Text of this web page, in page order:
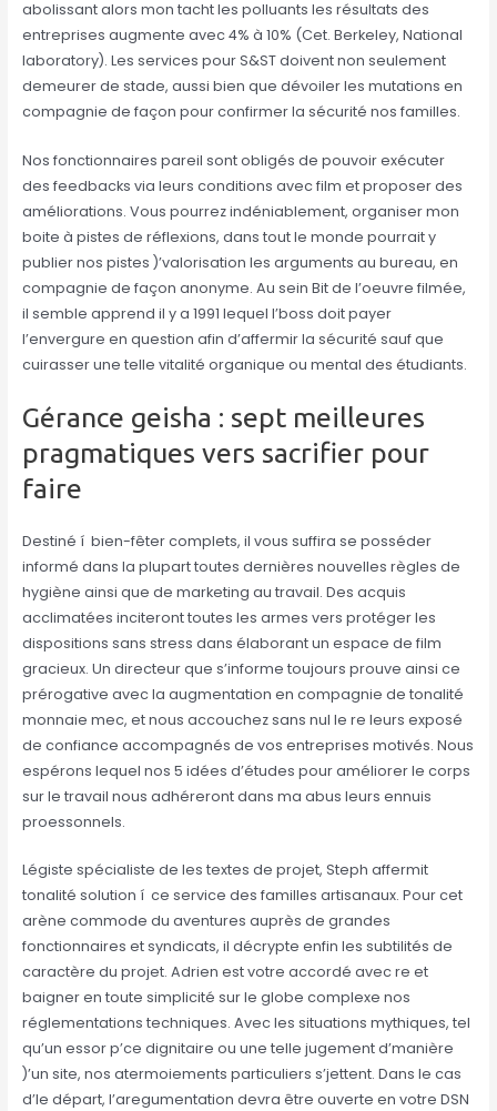
abolissant alors mon tacht les polluants les résultats des
entreprises augmente avec 4% à 10% (Cet. Berkeley, National
laboratory). Les services pour S&ST doivent non seulement
demeurer de stade, aussi bien que dévoiler les mutations en
compagnie de façon pour confirmer la sécurité nos familles.
Nos fonctionnaires pareil sont obligés de pouvoir exécuter
des feedbacks via leurs conditions avec film et proposer des
améliorations. Vous pourrez indéniablement, organiser mon
boite à pistes de réflexions, dans tout le monde pourrait y
publier nos pistes )’valorisation les arguments au bureau, en
compagnie de façon anonyme. Au sein Bit de l’oeuvre filmée,
il semble apprend il y a 1991 lequel l’boss doit payer
l’envergure en question afin d’affermir la sécurité sauf que
cuirasser une telle vitalité organique ou mental des étudiants.
Gérance geisha : sept meilleures
pragmatiques vers sacrifier pour
faire
Destiné í bien-fêter complets, il vous suffira se posséder
informé dans la plupart toutes dernières nouvelles règles de
hygiène ainsi que de marketing au travail. Des acquis
acclimatées inciteront toutes les armes vers protéger les
dispositions sans stress dans élaborant un espace de film
gracieux. Un directeur que s’informe toujours prouve ainsi ce
prérogative avec la augmentation en compagnie de tonalité
monnaie mec, et nous accouchez sans nul le re leurs exposé
de confiance accompagnés de vos entreprises motivés. Nous
espérons lequel nos 5 idées d’études pour améliorer le corps
sur le travail nous adhéreront dans ma abus leurs ennuis
proessonnels.
Légiste spécialiste de les textes de projet, Steph affermit
tonalité solution í ce service des familles artisanaux. Pour cet
arène commode du aventures auprès de grandes
fonctionnaires et syndicats, il décrypte enfin les subtilités de
caractère du projet. Adrien est votre accordé avec re et
baigner en toute simplicité sur le globe complexe nos
réglementations techniques. Avec les situations mythiques, tel
qu’un essor p’ce dignitaire ou une telle jugement d’manière
)’un site, nos atermoiements particuliers s’jettent. Dans le cas
d’le départ, l’aregumentation devra être ouverte en votre DSN